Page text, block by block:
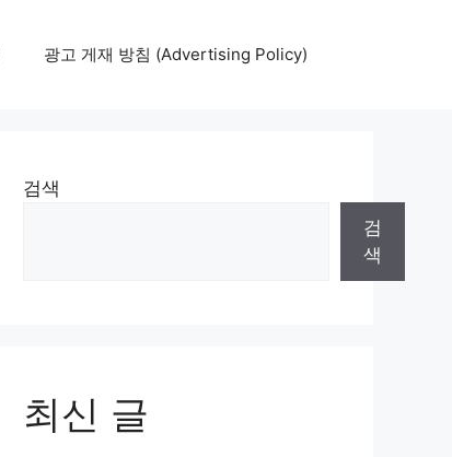
광고 게재 방침 (Advertising Policy)
검색
검
색
최신 글